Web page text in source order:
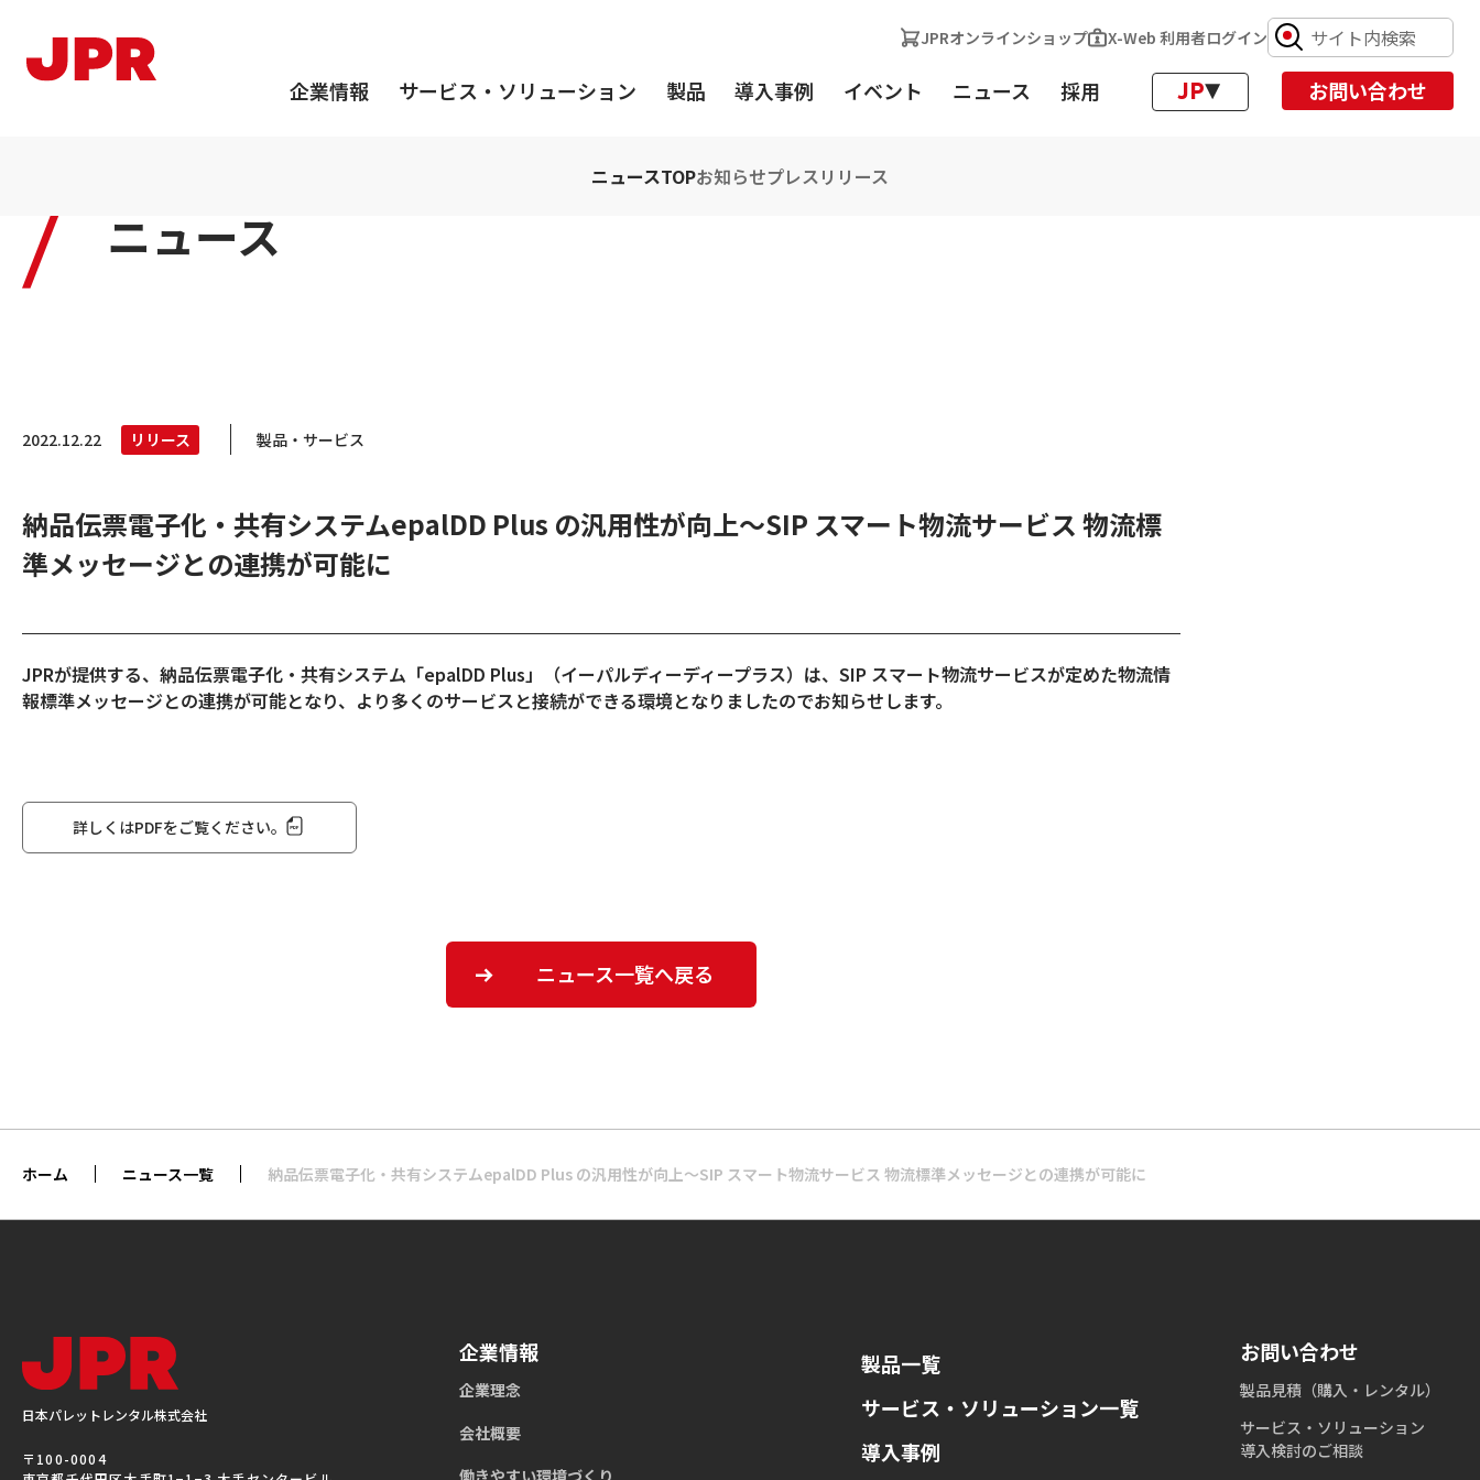
JPRオンラインショップ X-Web 利用者ログイン
企業情報
企業情報TOP企業理念会社概要事業・サービス概要
サービス・ソリューション
サービス・ソリューション一覧レンタルパレットサービスについて
製品
製品一覧製品のレンタル製品の購入
導入事例 イベント ニュース
ニュースTOPお知らせプレスリリース
採用
JP
お問い合わせ
ニュース
2022.12.22 リリース 製品・サービス
納品伝票電子化・共有システムepalDD Plus の汎用性が向上～SIP スマート物流サービス 物流標
準メッセージとの連携が可能に
JPRが提供する、納品伝票電子化・共有システム「epalDD Plus」（イーパルディーディープラス）は、SIP スマート物流サービスが定めた物流情
報標準メッセージとの連携が可能となり、より多くのサービスと接続ができる環境となりましたのでお知らせします。
詳しくはPDFをご覧ください。
ニュース一覧へ戻る
ホーム ニュース一覧 納品伝票電子化・共有システムepalDD Plus の汎用性が向上～SIP スマート物流サービス 物流標準メッセージとの連携が可能に
日本パレットレンタル株式会社
〒100-0004
企業情報
企業理念
会社概要
働きやすい環境づくり
製品一覧
サービス・ソリューション一覧
導入事例
お問い合わせ
製品見積（購入・レンタル）
サービス・ソリューション
導入検討のご相談